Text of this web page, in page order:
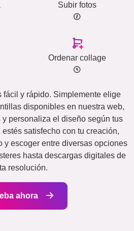
Subir fotos
Ordenar collage
fácil y rápido. Simplemente elige
disponibles en nuestra web,
y personaliza el diseño según tus
satisfecho con tu creación,
y escoger entre diversas opciones
hasta descargas digitales de
resolución.
ahora